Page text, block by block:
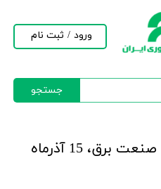
جستجو
ورود / ثبت نام
موضوع: نشست بهره‌وری صنعت برق، 15 آذرماه